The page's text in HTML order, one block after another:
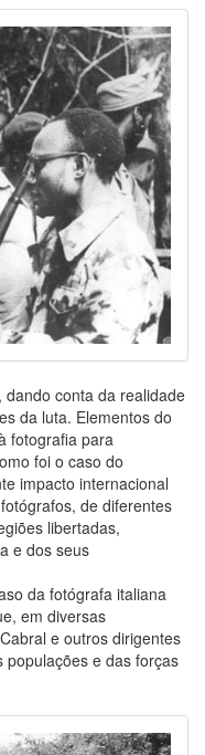
conta da realidade
da luta. Elementos do
fotografia para
foi o caso do
impacto internacional
de diferentes
libertadas,
e dos seus
da fotógrafa italiana
em diversas
e outros dirigentes
populações e das forças